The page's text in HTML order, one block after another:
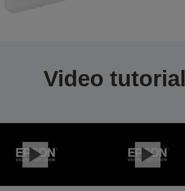
Video tutorial